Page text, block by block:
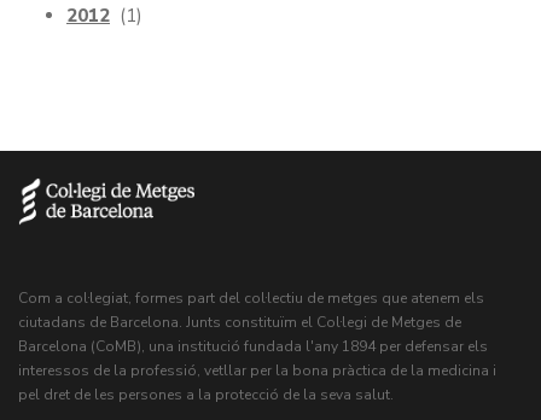
2012 (1)
Com a col·legiat, formes part del col·lectiu de metges que atenem els
ciutadans de Barcelona. Junts constituïm el Col·legi de Metges de
Barcelona (CoMB), una institució fundada l'any 1894 per defensar els
interessos de la professió, vetllar per la bona pràctica de la medicina i
pel dret de les persones a la protecció de la seva salut.